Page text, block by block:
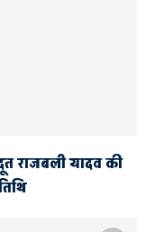
राजबली यादव की